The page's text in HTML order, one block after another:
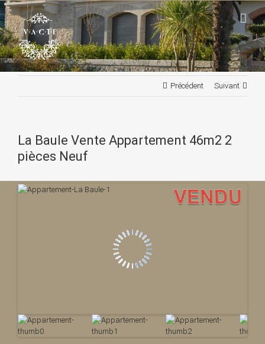
Passer
au
contenu
Précédent Suivant
La Baule Vente Appartement 46m2 2
pièces Neuf